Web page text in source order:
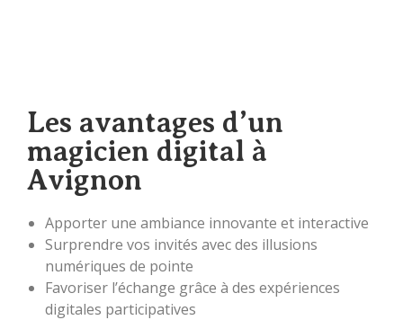
Les avantages d’un
magicien digital à
Avignon
Apporter une ambiance innovante et interactive
Surprendre vos invités avec des illusions
numériques de pointe
Favoriser l’échange grâce à des expériences
digitales participatives